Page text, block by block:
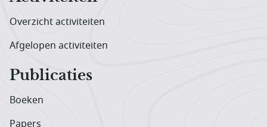
Overzicht activiteiten
Afgelopen activiteiten
Publicaties
Boeken
Papers